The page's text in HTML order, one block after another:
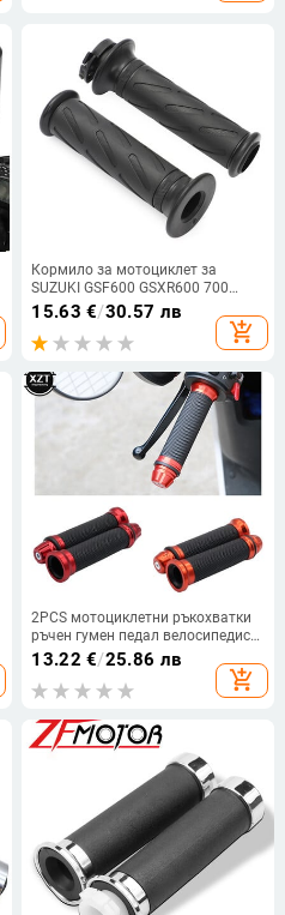
Кормило за мотоциклет за
SUZUKI GSF600 GSXR600 700
1000 K1-K9 GSX1300 Hayabusa
1300 B-King DL650A AN400A
SV650/A TU250X Дръжки
15.63 €/30.57 лв
add_shopping_cart
2PCS мотоциклетни ръкохватки
ръчен гумен педал велосипедист
скутер ръкохватки на кормилото
модифицирана ръкохватка на
дросела завъртане Grip Settle
13.22 €/25.86 лв
add_shopping_cart